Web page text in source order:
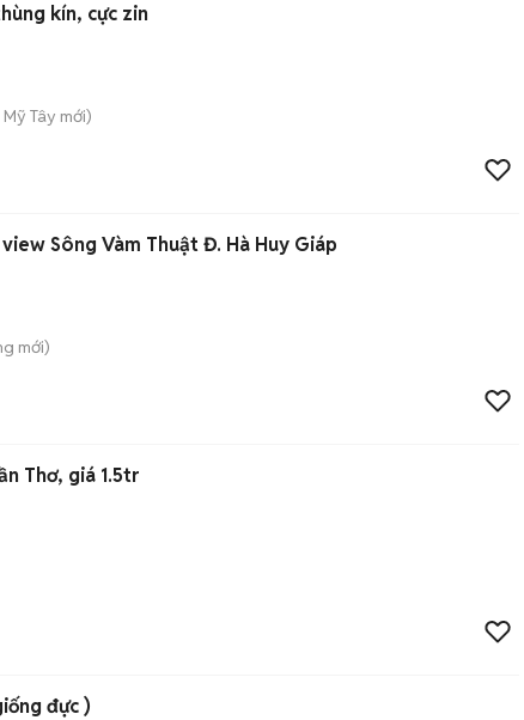
kín, cực zin
Mỹ Tây mới)
Sông Vàm Thuật Đ. Hà Huy Giáp
mới)
Thơ, giá 1.5tr
đực )